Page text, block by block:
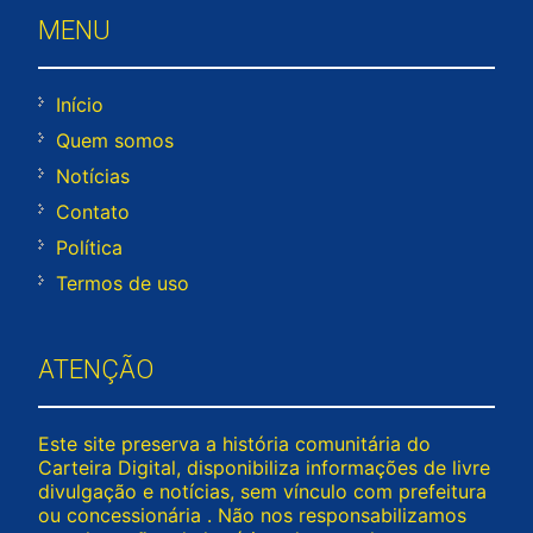
MENU
Início
Quem somos
Notícias
Contato
Política
Termos de uso
ATENÇÃO
Este site preserva a história comunitária do
Carteira Digital, disponibiliza informações de livre
divulgação e notícias, sem vínculo com prefeitura
ou concessionária . Não nos responsabilizamos